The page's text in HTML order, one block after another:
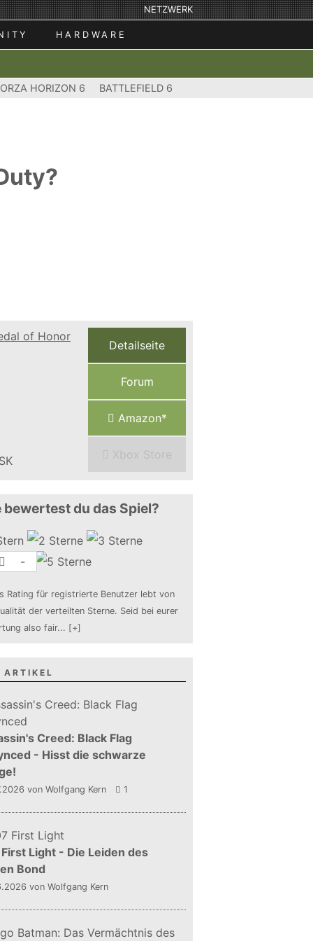
NETZWERK
HARDWARE
HORIZON 6 BATTLEFIELD 6
Detailseite
Forum
Amazon*
Xbox Store
bewertest du das Spiel?
-
Rating für registrierte Benutzer lebt von
der verteilten Sterne. Seid bei eurer
also fair... [+]
ARTIKEL
Creed: Black Flag
- Hisst die schwarze
von Wolfgang Kern 1
Light - Die Leiden des
Bond
von Wolfgang Kern